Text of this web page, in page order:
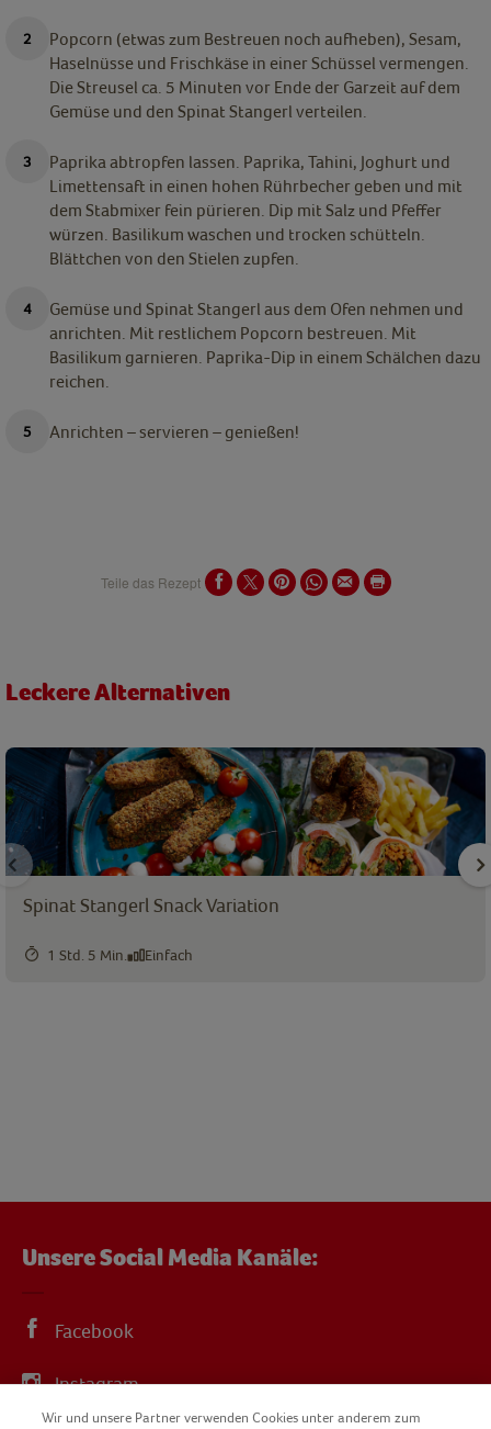
Popcorn (etwas zum Bestreuen noch aufheben), Sesam,
Haselnüsse und Frischkäse in einer Schüssel vermengen.
Die Streusel ca. 5 Minuten vor Ende der Garzeit auf dem
Gemüse und den Spinat Stangerl verteilen.
Paprika abtropfen lassen. Paprika, Tahini, Joghurt und
Limettensaft in einen hohen Rührbecher geben und mit
dem Stabmixer fein pürieren. Dip mit Salz und Pfeffer
würzen. Basilikum waschen und trocken schütteln.
Blättchen von den Stielen zupfen.
Gemüse und Spinat Stangerl aus dem Ofen nehmen und
anrichten. Mit restlichem Popcorn bestreuen. Mit
Basilikum garnieren. Paprika-Dip in einem Schälchen dazu
reichen.
Anrichten – servieren – genießen!
Teile das Rezept
Leckere Alternativen
Spinat Stangerl Snack Variation
1 Std. 5 Min. Einfach
Unsere Social Media Kanäle:
Facebook
Instagram
Wir und unsere Partner verwenden Cookies unter anderem zum